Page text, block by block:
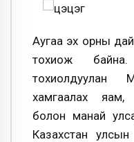
Аугаа эх орны
тохиож байна.
тохиолдуулан
хамгаалах
болон манай
Казахстан